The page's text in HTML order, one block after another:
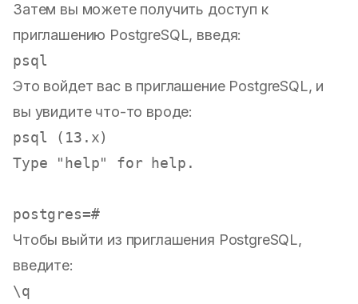
Затем вы можете получить доступ к
приглашению PostgreSQL, введя:
Это войдет вас в приглашение PostgreSQL, и
вы увидите что-то вроде:
psql (13.x)
Type "help" for help.
postgres=#
Чтобы выйти из приглашения PostgreSQL,
введите: